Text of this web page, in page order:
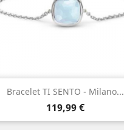
Bracelet TI SENTO - Milano...
Prix
119,99 €
Aperçu rapide